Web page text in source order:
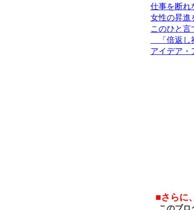
仕事を断れ
女性の昇進
このひと
「倍返し
アイデア・
■さらに
このブロ